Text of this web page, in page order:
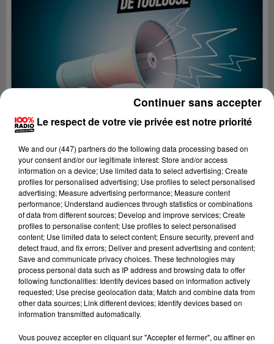
Lecture (4 min 20 sec)
100%
100% Radio les infos du grand Toulouse
Le respect de votre vie privée est notre priorité
We and our (447) partnersdo the following data processing based on
your consent and/or our legitimate interest: Store and/or access
information on a device; Use limited data to select advertising; Create
profiles for personalised advertising; Use profiles to select personalised
advertising; Measure advertising performance; Measure content
performance; Understand audiences through statistics or combinations
of data from different sources; Develop and improve services; Create
profiles to personalise content; Use profiles to select personalised
content; Use limited data to select content; Ensure security, prevent and
detect fraud, and fix errors; Deliver and present advertising and content;
Save and communicate privacy choices. These technologies may
process personal data such as IP address and browsing data to offer
following functionalities: Identify devices based on information actively
requested; Use precise geolocation data; Match and combine data from
other data sources; Link different devices; Identify devices based on
information transmitted automatically.
Vous pouvez accepter en cliquant sur "Accepter et fermer", ou affiner en
Continuer sans accepter